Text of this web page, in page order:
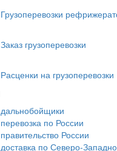
Грузоперевозки
Заказ грузоперевозки
Расценки на грузоперевозки
дальнобойщики
перевозка по России
правительство России
доставка по Северо-